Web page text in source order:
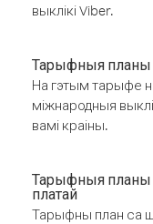
выклікі Viber.
Тарыфныя планы
На гэтым тарыфе
міжнародныя
вамі краіны.
Тарыфныя планы
платай
Тарыфны план са